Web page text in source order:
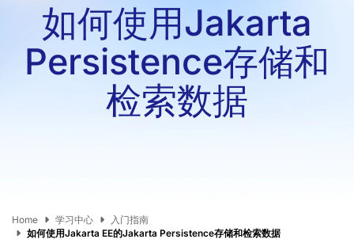
如何使用Jakarta
Persistence存储和
检索数据
Home 学习中心
入门指南
如何使用Jakarta EE的Jakarta Persistence存储和检索数据